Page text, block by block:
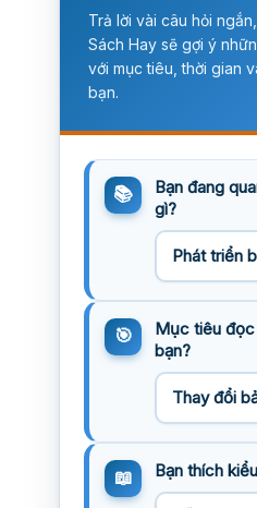
Trả lời vài câu hỏi
Sách Hay sẽ gợi ý
với mục tiêu, thời gian
bạn.
Bạn đang
gì?
Mục tiêu
bạn?
Bạn thích